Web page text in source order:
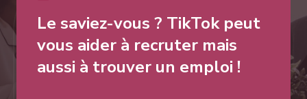
Le saviez-vous ? TikTok peut
vous aider à recruter mais
aussi à trouver un emploi !​